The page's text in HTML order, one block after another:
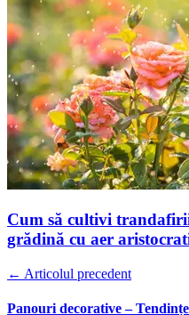
Cum să cultivi
grădină cu aer
← Articolul precedent
Panouri decorative –